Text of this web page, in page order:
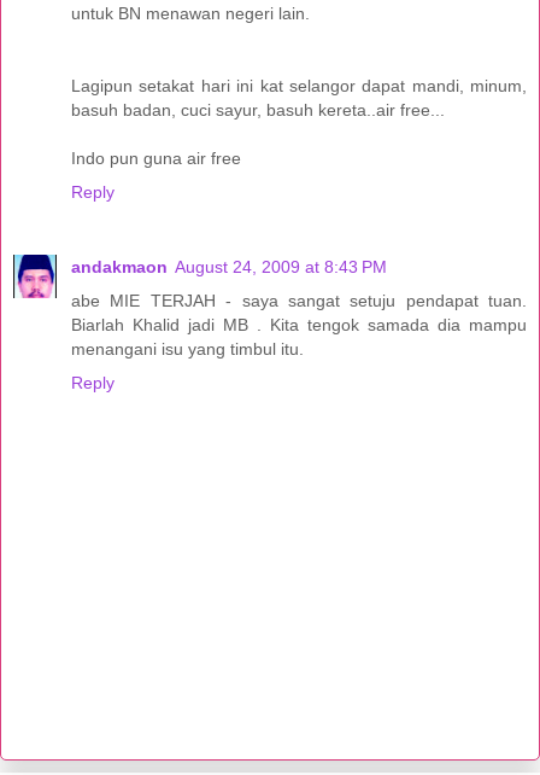
untuk BN menawan negeri lain.
Lagipun setakat hari ini kat selangor dapat mandi, minum,
basuh badan, cuci sayur, basuh kereta..air free...
Indo pun guna air free
Reply
andakmaon August 24, 2009 at 8:43 PM
abe MIE TERJAH - saya sangat setuju pendapat tuan.
Biarlah Khalid jadi MB . Kita tengok samada dia mampu
menangani isu yang timbul itu.
Reply